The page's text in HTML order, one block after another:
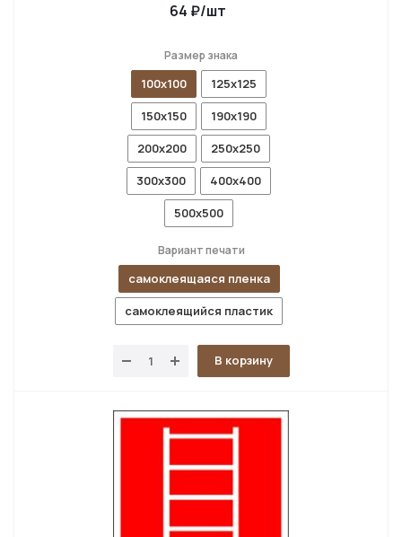
64 ₽/шт
Размер знака
100x100
125x125
150x150
190x190
200x200
250x250
300x300
400x400
500x500
Вариант печати
самоклеящаяся пленка
самоклеящийся пластик
В корзину